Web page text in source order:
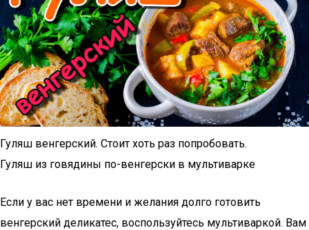
Гуляш венгерский. Стоит хоть раз попробовать.
Гуляш из говядины по-венгерски в мультиварке
Если у вас нет времени и желания долго готовить
венгерский деликатес, воспользуйтесь мультиваркой. Вам